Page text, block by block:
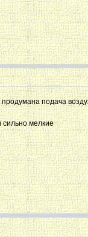
подача
сильно мелкие